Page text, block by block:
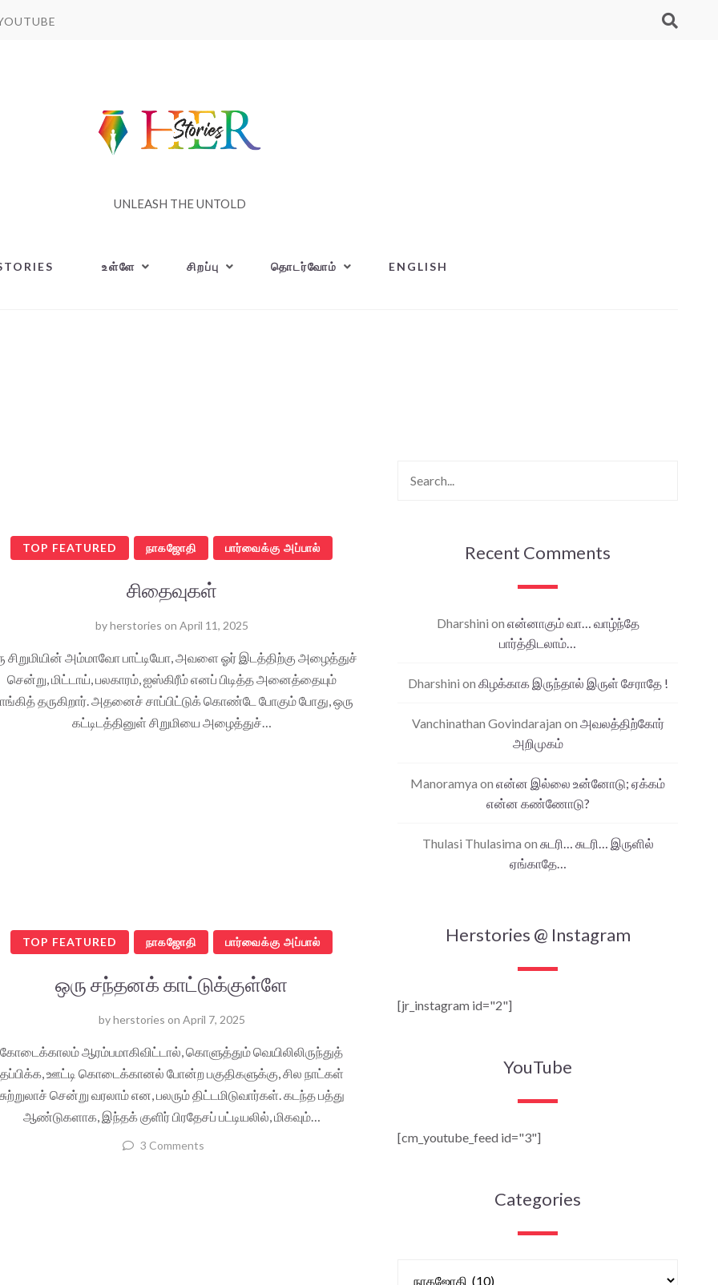
UNLEASH THE UNTOLD
உள்ளே சிறப்பு தொடர்வோம் ENGLISH
TOP FEATURED நாகஜோதி பார்வைக்கு அப்பால்
சிதைவுகள்
byherstories on April 11, 2025
சிறுமியின் அம்மாவோ பாட்டியோ, அவளை ஓர் இடத்திற்கு அழைத்துச்
சென்று, மிட்டாய், பலகாரம், ஐஸ்கிரீம் எனப் பிடித்த அனைத்தையும்
தருகிறார். அதனைச் சாப்பிட்டுக் கொண்டே போகும் போது, ஒரு
கட்டிடத்தினுள் சிறுமியை அழைத்துச்…
TOP FEATURED நாகஜோதி பார்வைக்கு அப்பால்
ஒரு சந்தனக் காட்டுக்குள்ளே
byherstories on April 7, 2025
கோடைக்காலம் ஆரம்பமாகிவிட்டால், கொளுத்தும் வெயிலிலிருந்துத்
தப்பிக்க, ஊட்டி கொடைக்கானல் போன்ற பகுதிகளுக்கு, சில நாட்கள்
சென்று வரலாம் என, பலரும் திட்டமிடுவார்கள். கடந்த பத்து
ஆண்டுகளாக, இந்தக் குளிர் பிரதேசப் பட்டியலில், மிகவும்…
3 Comments
Recent Comments
Dharshini on என்னாகும் வா… வாழ்ந்தே
பார்த்திடலாம்…
Dharshini on கிழக்காக இருந்தால் இருள் சேராதே !
Vanchinathan Govindarajan on அவலத்திற்கோர்
அறிமுகம்
Manoramya on என்ன இல்லை உன்னோடு; ஏக்கம்
என்ன கண்ணோடு?
Thulasi Thulasima on சுடரி… சுடரி… இருளில்
ஏங்காதே…
Herstories @ Instagram
[jr_instagram id="2"]
YouTube
[cm_youtube_feed id="3"]
Categories